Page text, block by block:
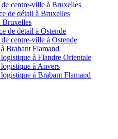
centre-ville à Bruxelles
de détail à Bruxelles
Bruxelles
de détail à Ostende
centre-ville à Ostende
Brabant Flamand
à Flandre Orientale
à Anvers
à Brabant Flamand